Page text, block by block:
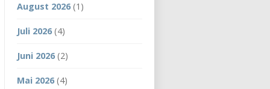
August 2026(1)
Juli 2026(4)
Juni 2026(2)
Mai 2026(4)